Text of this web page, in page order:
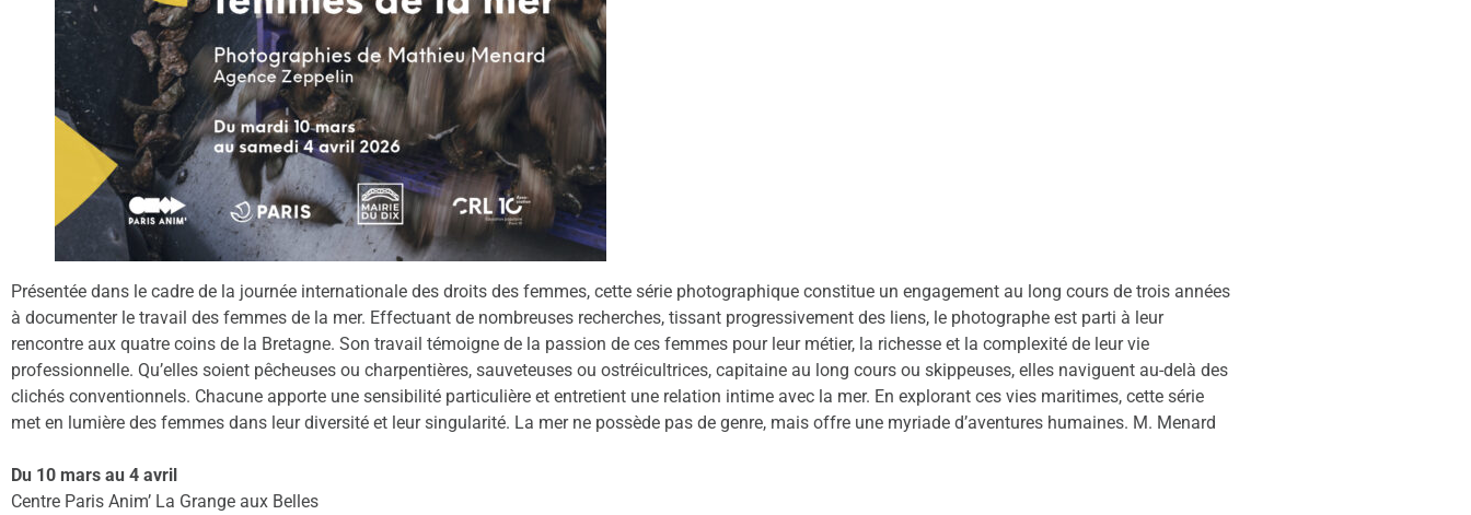
Présentée dans le cadre de la journée internationale des droits des femmes, cette série photographique constitue un engagement au long cours de trois années
à documenter le travail des femmes de la mer. Effectuant de nombreuses recherches, tissant progressivement des liens, le photographe est parti à leur
rencontre aux quatre coins de la Bretagne. Son travail témoigne de la passion de ces femmes pour leur métier, la richesse et la complexité de leur vie
professionnelle. Qu’elles soient pêcheuses ou charpentières, sauveteuses ou ostréicultrices, capitaine au long cours ou skippeuses, elles naviguent au-delà des
clichés conventionnels. Chacune apporte une sensibilité particulière et entretient une relation intime avec la mer. En explorant ces vies maritimes, cette série
met en lumière des femmes dans leur diversité et leur singularité. La mer ne possède pas de genre, mais offre une myriade d’aventures humaines. M. Menard
Du 10 mars au 4 avril
Centre Paris Anim’ La Grange aux Belles